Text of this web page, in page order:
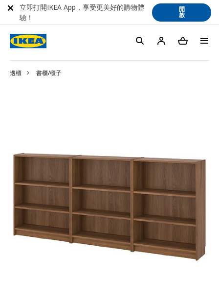
邊櫃 書櫃/櫃子
立即打開IKEA App，享受更美好的購物體
驗！
開
啟